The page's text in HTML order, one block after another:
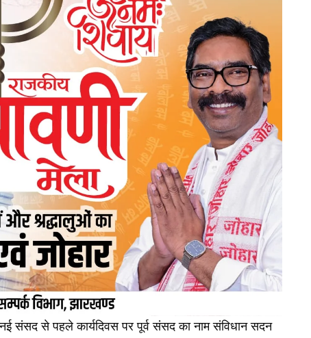
संसद से पहले कार्यदिवस पर पूर्व संसद का नाम संविधान सदन